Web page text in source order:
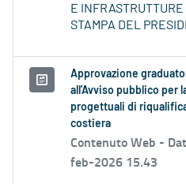
E INFRASTRUTTURE
STAMPA DEL
Approvazione
all'Avviso pubblico per
progettuali di
costiera
Contenuto Web -
feb-2026 15.43